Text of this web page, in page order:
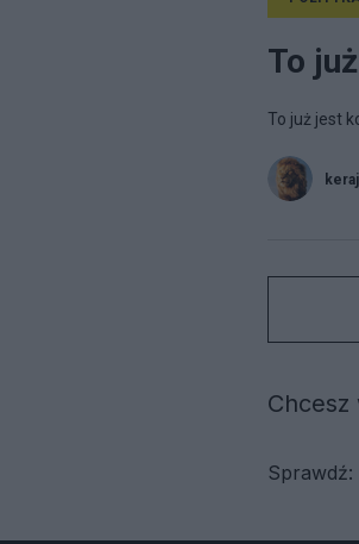
To
To już jest
keraj
Chcesz
Sprawdź: